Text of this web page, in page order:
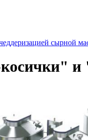
сырной